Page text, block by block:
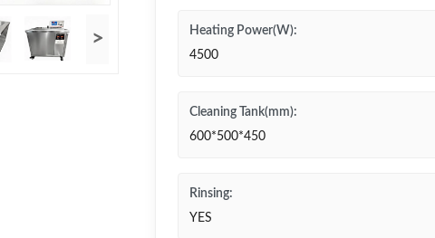
>
Heating Power(W):
4500
Cleaning Tank(mm):
600*500*450
Rinsing:
YES